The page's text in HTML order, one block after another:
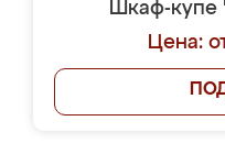
Шкаф-купе
Цена: